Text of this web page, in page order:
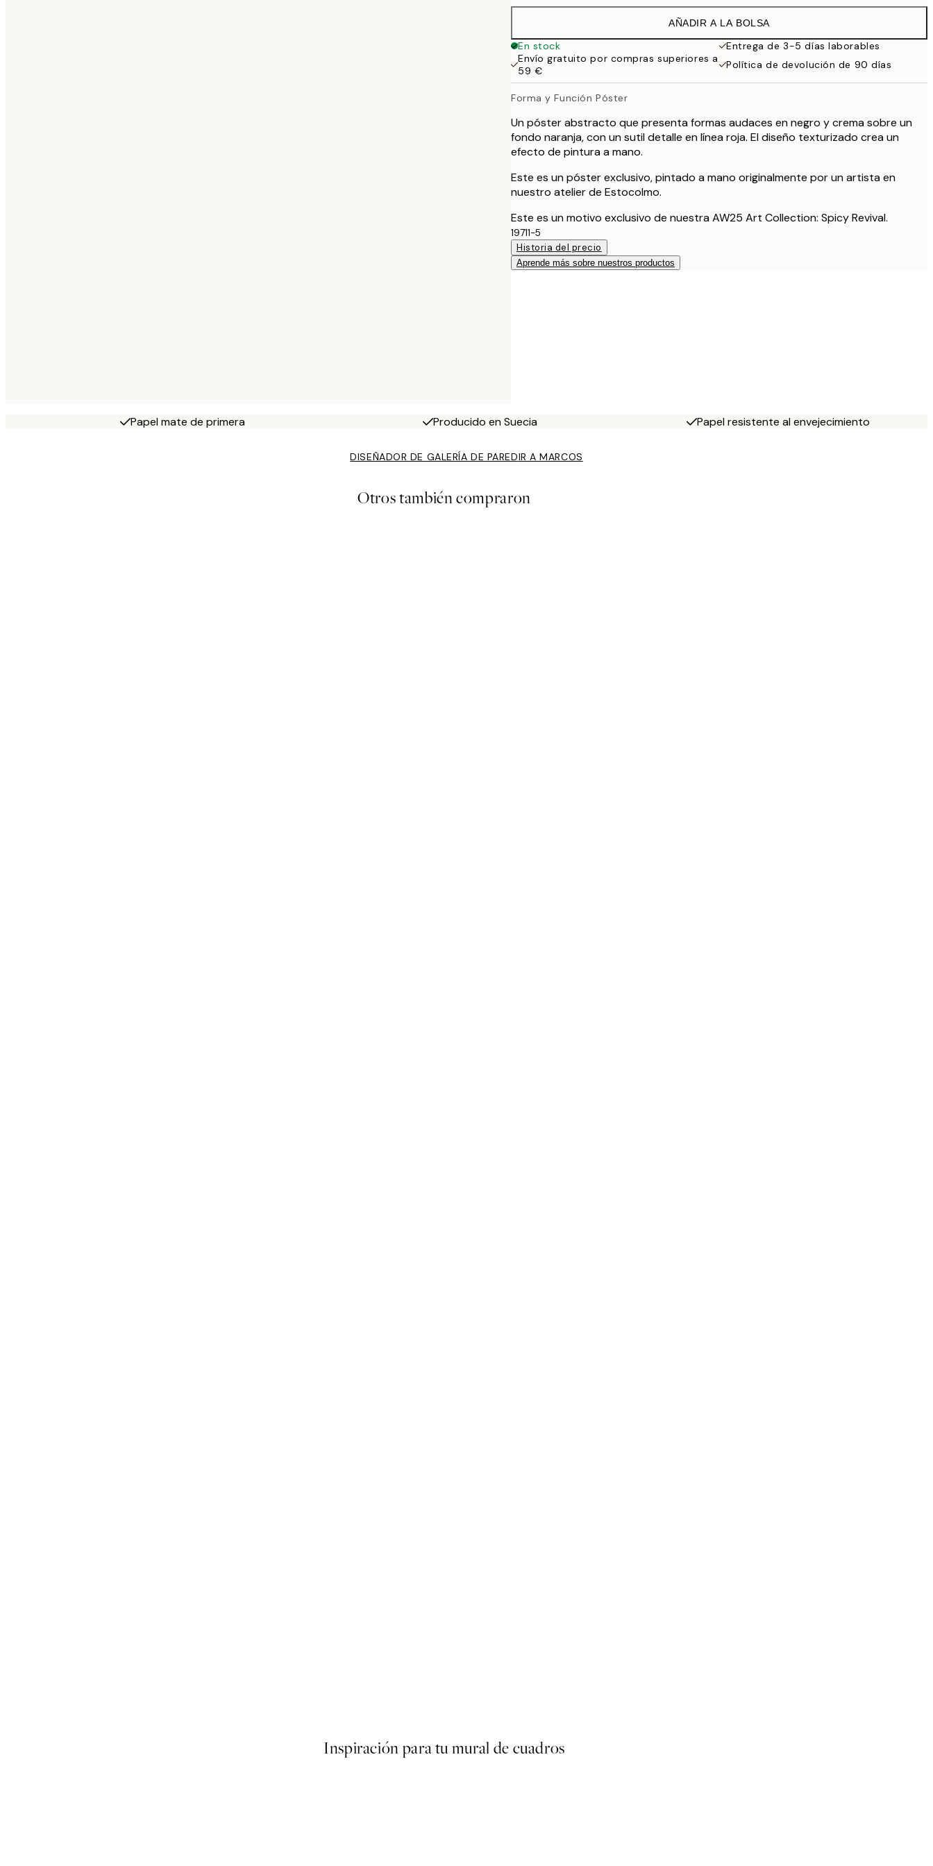
32,45 €
49 €
100x150 cm 59,50 €
AÑADIR A LA BOLSA
En stock
Entrega de 3-5 días laborables
Envío gratuito por compras superiores a
59 €
Política de devolución de 90 días
Forma y Función Póster
Un póster abstracto que presenta formas audaces en negro y crema sobre un
fondo naranja, con un sutil detalle en línea roja. El diseño texturizado crea un
efecto de pintura a mano.
Este es un póster exclusivo, pintado a mano originalmente por un artista en
nuestro atelier de Estocolmo.
Este es un motivo exclusivo de nuestra AW25 Art Collection: Spicy Revival.
19711-5
Historia del precio
Aprende más sobre nuestros productos
Papel mate de primera Producido en Suecia Papel resistente al envejecimiento
DISEÑADOR DE GALERÍA DE PAREDIR A MARCOS
Otros también compraron
Inspiración para tu mural de cuadros